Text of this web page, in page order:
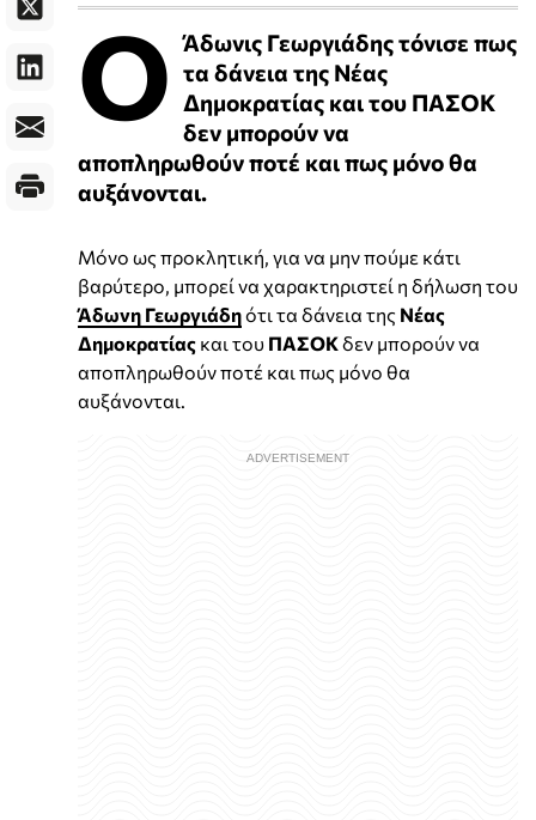
Ο Άδωνις Γεωργιάδης τόνισε πως
τα δάνεια της Νέας
Δημοκρατίας και του ΠΑΣΟΚ
δεν μπορούν να
αποπληρωθούν ποτέ και πως μόνο θα
αυξάνονται.
Μόνο ως προκλητική, για να μην πούμε κάτι
βαρύτερο, μπορεί να χαρακτηριστεί η δήλωση του
Άδωνη Γεωργιάδηότι τα δάνεια της Νέας
Δημοκρατίας και του ΠΑΣΟΚδεν μπορούν να
αποπληρωθούν ποτέ και πως μόνο θα
αυξάνονται.